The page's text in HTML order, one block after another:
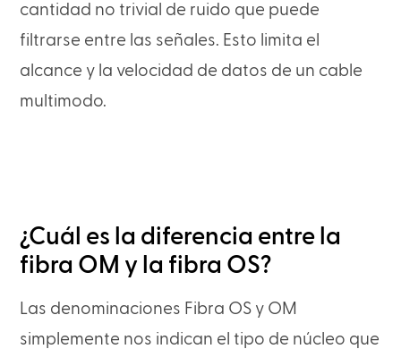
cantidad no trivial de ruido que puede
filtrarse entre las señales. Esto limita el
alcance y la velocidad de datos de un cable
multimodo.
¿Cuál es la diferencia entre la
fibra OM y la fibra OS?
Las denominaciones Fibra OS y OM
simplemente nos indican el tipo de núcleo que